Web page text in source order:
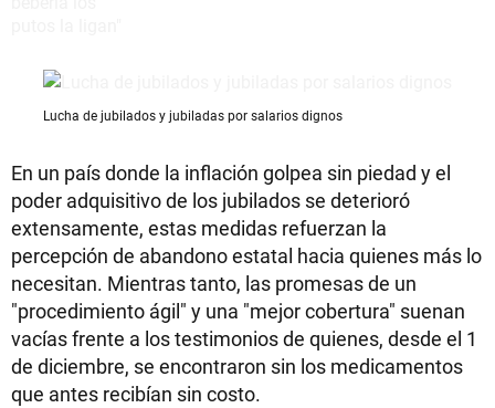
Lucha de jubilados y jubiladas por salarios dignos
En un país donde la inflación golpea sin piedad y el
poder adquisitivo de los jubilados se deterioró
extensamente, estas medidas refuerzan la
percepción de abandono estatal hacia quienes más lo
necesitan. Mientras tanto, las promesas de un
"procedimiento ágil" y una "mejor cobertura" suenan
vacías frente a los testimonios de quienes, desde el 1
de diciembre, se encontraron sin los medicamentos
que antes recibían sin costo.